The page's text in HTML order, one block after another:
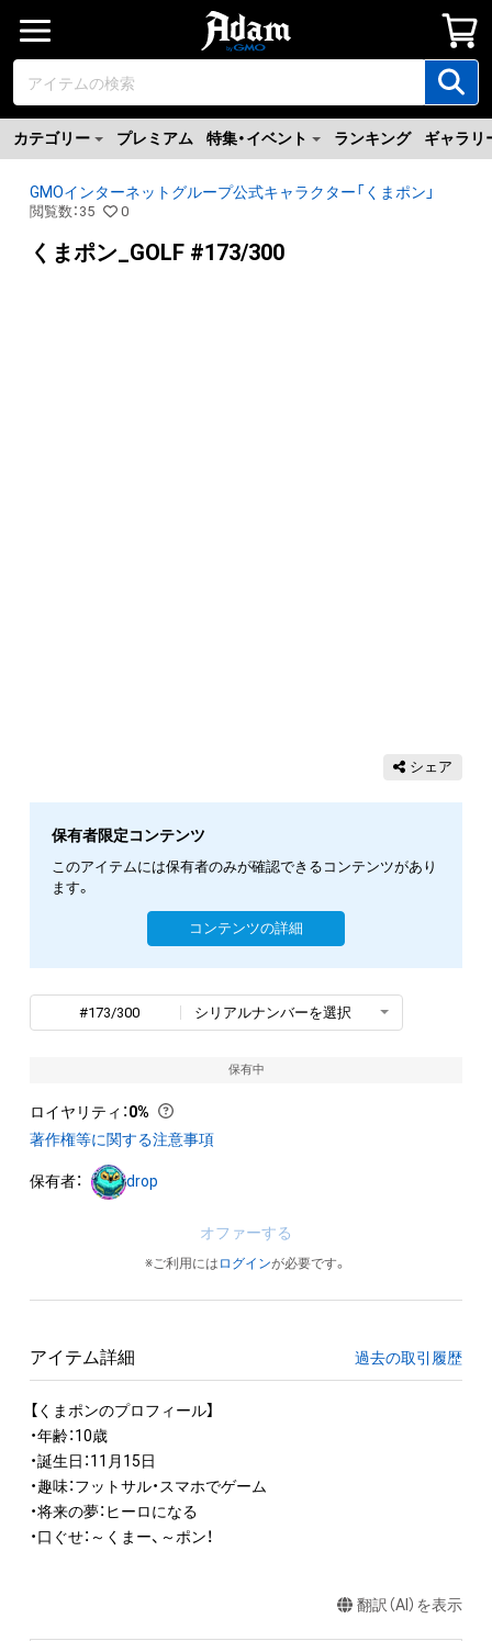
カテゴリー プレミアム 特集・イベント ランキング ギャラリ
GMOインターネットグループ公式キャラクター「くまポン」
閲覧数 ： 35 0
くまポン_GOLF #173/300
シェア
保有者限定コンテンツ
このアイテムには保有者のみが確認できるコンテンツがあり
ます。
コンテンツの詳細
#173/300 シリアルナンバーを選択
保有中
ロイヤリティ ：0%
著作権等に関する注意事項
保有者： drop
オファーする
※ご利用には ログインが必要です。
アイテム詳細 過去の取引履歴
【くまポンのプロフィール】
・年齢：10歳
・誕生日：11月15日
・趣味：フットサル・スマホでゲーム
・将来の夢：ヒーロになる
・口ぐせ：～くまー、～ポン！
翻訳（AI）を表示